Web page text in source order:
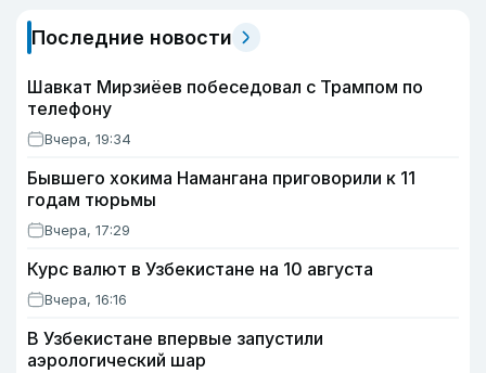
Последние новости
Шавкат Мирзиёев побеседовал с Трампом по
телефону
Вчера, 19:34
Бывшего хокима Намангана приговорили к 11
годам тюрьмы
Вчера, 17:29
Курс валют в Узбекистане на 10 августа
Вчера, 16:16
В Узбекистане впервые запустили
аэрологический шар